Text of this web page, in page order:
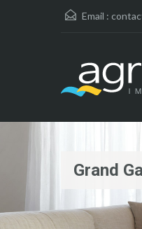
Email :
Grand